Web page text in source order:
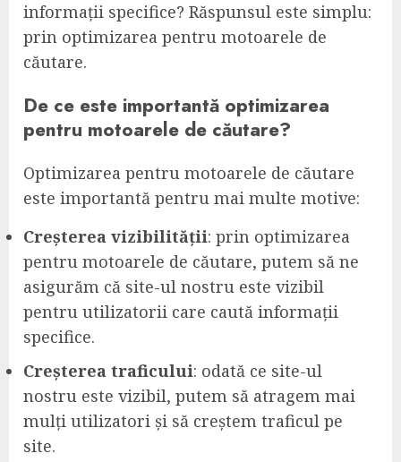
informații specifice? Răspunsul este simplu:
prin optimizarea pentru motoarele de
căutare.
De ce este importantă optimizarea
pentru motoarele de căutare?
Optimizarea pentru motoarele de căutare
este importantă pentru mai multe motive:
Creșterea vizibilității: prin optimizarea
pentru motoarele de căutare, putem să ne
asigurăm că site-ul nostru este vizibil
pentru utilizatorii care caută informații
specifice.
Creșterea traficului: odată ce site-ul
nostru este vizibil, putem să atragem mai
mulți utilizatori și să creștem traficul pe
site.